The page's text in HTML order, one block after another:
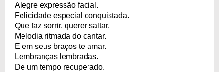
Alegre expressão facial.
Felicidade especial conquistada.
Que faz sorrir, querer saltar.
Melodia ritmada do cantar.
E em seus braços te amar.
Lembranças lembradas.
De um tempo recuperado.